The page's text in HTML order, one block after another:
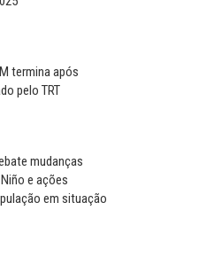
termina após
pelo TRT
mudanças
e ações
em situação